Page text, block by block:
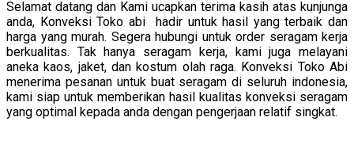
Selamat datang dan Kami ucapkan terima kasih atas kunjunga
anda, Konveksi Toko abi hadir untuk hasil yang terbaik dan
harga yang murah. Segera hubungi untuk order seragam kerja
berkualitas. Tak hanya seragam kerja, kami juga melayani
aneka kaos, jaket, dan kostum olah raga. Konveksi Toko Abi
menerima pesanan untuk buat seragam di seluruh indonesia,
kami siap untuk memberikan hasil kualitas konveksi seragam
yang optimal kepada anda dengan pengerjaan relatif singkat.